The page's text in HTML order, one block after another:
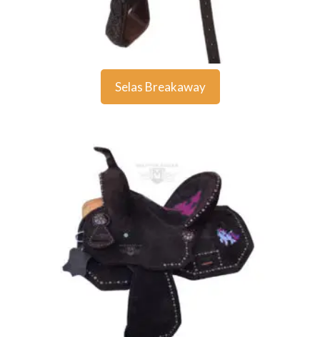
Selas Breakaway